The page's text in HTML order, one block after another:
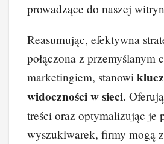
prowadzące do naszej
Reasumując, efektywna
połączona z przemyślanym
marketingiem, stanowi
widoczności w sieci.
treści oraz optymalizując je
wyszukiwarek, firmy mogą